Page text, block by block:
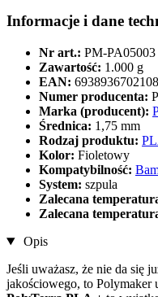
Informacje i dane
Nr art.: PM-PA05003
Zawartość: 1.000 g
EAN: 6938936702108
Numer producenta:
Marka (producent):
Średnica: 1,75 mm
Rodzaj produktu:
Kolor: Fioletowy
Kompatybilność:
System: szpula
Zalecana
Zalecana
Opis
Jeśli uważasz, że nie da się
jakościowego, to Polymaker